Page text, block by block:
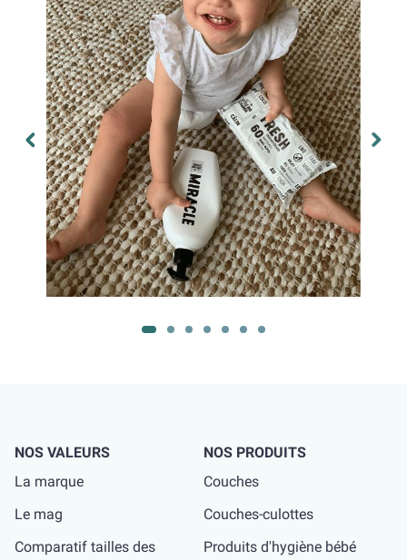
NOS VALEURS
La marque
Le mag
Comparatif tailles des
NOS PRODUITS
Couches
Couches-culottes
Produits d'hygiène bébé